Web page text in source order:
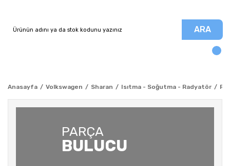
ARA
Anasayfa Volkswagen Sharan Isıtma - Soğutma - Radyatör
PARÇA
BULUCU